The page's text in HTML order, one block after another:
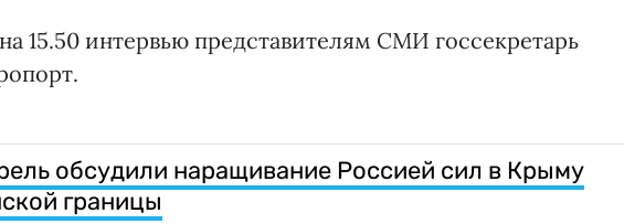
15.50 интервью представителям СМИ госсекретарь
обсудили наращивание Россией сил в Крыму
границы